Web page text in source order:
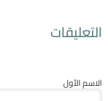
التعليقات
الاسم الأول